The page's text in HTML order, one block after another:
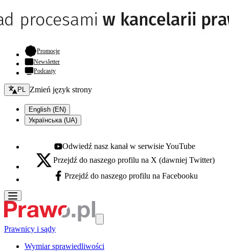
Promocje- otwiera się w nowej karcie
Newsletter
Podcasty
Zmień język - bieżący:
PL Zmień język strony
English (EN)
Українська (UA)
Youtube - otwiera się w nowej karcie
Odwiedź nasz kanał w serwisie YouTube
X - otwiera się w nowej karcie
Przejdź do naszego profilu na X (dawniej Twitter)
Facebook - otwiera się w nowej karcie
Przejdź do naszego profilu na Facebooku
Prawnicy i sądy
Wymiar sprawiedliwości